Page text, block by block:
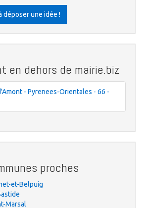
déposer une idée !
en dehors de mairie.biz
- Pyrenees-Orientales - 66 -
proches
et-Belpuig
Marsal